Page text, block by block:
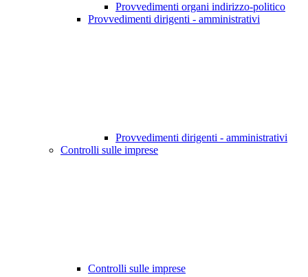
Provvedimenti organi indirizzo-politico
Provvedimenti dirigenti - amministrativi
Provvedimenti dirigenti - amministrativi
Controlli sulle imprese
Controlli sulle imprese